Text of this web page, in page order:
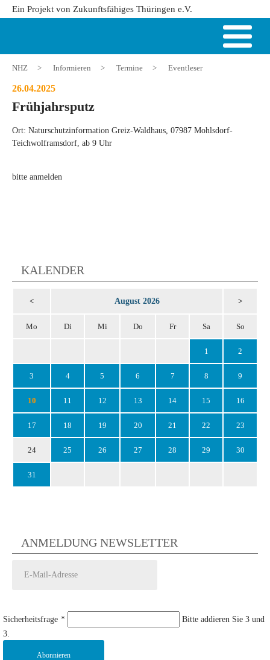
Ein Projekt von Zukunftsfähiges Thüringen e.V.
NHZ > Informieren > Termine > Eventleser
26.04.2025
Frühjahrsputz
Ort: Naturschutzinformation Greiz-Waldhaus, 07987 Mohlsdorf-
Teichwolframsdorf, ab 9 Uhr
bitte anmelden
KALENDER
< August 2026 >
Mo Di Mi Do Fr Sa So
1 2
3 4 5 6 7 8 9
10 11 12 13 14 15 16
17 18 19 20 21 22 23
24 25 26 27 28 29 30
31
ANMELDUNG NEWSLETTER
Sicherheitsfrage *
Bitte addieren Sie 3 und
3.
Abonnieren